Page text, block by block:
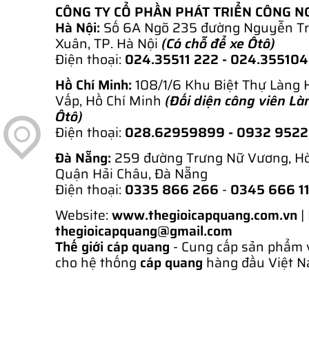
CÔNG TY CỔ PHẦN PHÁT TRIỂN CÔNG
Hà Nội: Số 6A Ngõ 235 đường Nguyễn
Xuân, TP. Hà Nội (Có chỗ để xe Ôtô)
Điện thoại: 024.35511 222 -
Hồ Chí Minh: 108/1/6 Khu Biệt Thự Làng
Vấp, Hồ Chí Minh (Đối diện công viên
Ôtô)
Điện thoại: 028.62959899 - 0932
Đà Nẵng: 259 đường Trưng Nữ Vương,
Quận Hải Châu, Đà Nẵng
Điện thoại: 0335 866 266 - 0345 666
Website: www.thegioicapquang.com.vn |
thegioicapquang@gmail.com
Thế giới cáp quang - Cung cấp sản
cho hệ thống cáp quang hàng đầu Việt